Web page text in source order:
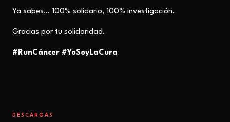
Ya sabes… 100% solidario, 100% investigación.
Gracias por tu solidaridad.
#RunCáncer #YoSoyLaCura
DESCARGAS